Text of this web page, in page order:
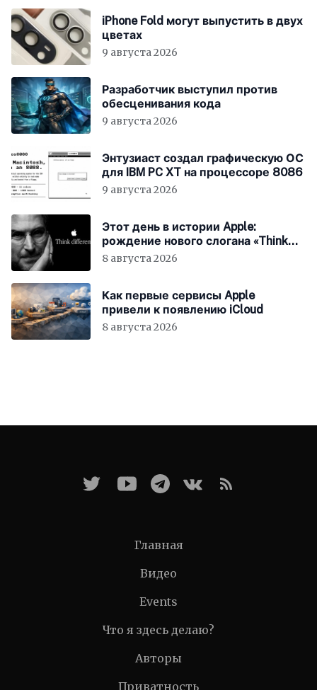
iPhone Fold могут выпустить в двух
цветах
9 августа 2026
Разработчик выступил против
обесценивания кода
9 августа 2026
Энтузиаст создал графическую ОС
для IBM PC XT на процессоре 8086
9 августа 2026
Этот день в истории Apple:
рождение нового слогана «Think
Different»
8 августа 2026
Как первые сервисы Apple
привели к появлению iCloud
8 августа 2026
Главная
Видео
Events
Что я здесь делаю?
Авторы
Приватность